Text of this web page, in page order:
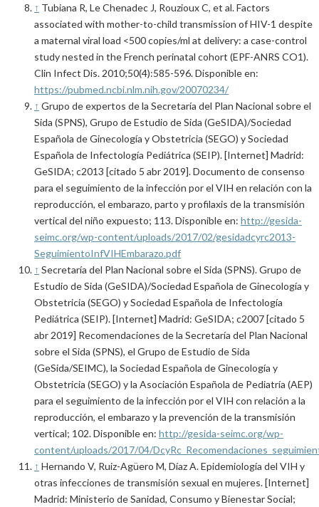
↑ Tubiana R, Le Chenadec J, Rouzioux C, et al. Factors
associated with mother-to-child transmission of HIV-1 despite
a maternal viral load <500 copies/ml at delivery: a case-control
study nested in the French perinatal cohort (EPF-ANRS CO1).
Clin Infect Dis. 2010;50(4):585-596. Disponible en:
https://pubmed.ncbi.nlm.nih.gov/20070234/
↑ Grupo de expertos de la Secretaría del Plan Nacional sobre el
Sida (SPNS), Grupo de Estudio de Sida (GeSIDA)/Sociedad
Española de Ginecología y Obstetricia (SEGO) y Sociedad
Española de Infectología Pediátrica (SEIP). [Internet] Madrid:
GeSIDA; c2013 [citado 5 abr 2019]. Documento de consenso
para el seguimiento de la infección por el VIH en relación con la
reproducción, el embarazo, parto y profilaxis de la transmisión
vertical del niño expuesto; 113. Disponible en: http://gesida-
seimc.org/wp-content/uploads/2017/02/gesidadcyrc2013-
SeguimientoInfVIHEmbarazo.pdf
↑ Secretaría del Plan Nacional sobre el Sida (SPNS). Grupo de
Estudio de Sida (GeSIDA)/Sociedad Española de Ginecología y
Obstetricia (SEGO) y Sociedad Española de Infectología
Pediátrica (SEIP). [Internet] Madrid: GeSIDA; c2007 [citado 5
abr 2019] Recomendaciones de la Secretaría del Plan Nacional
sobre el Sida (SPNS), el Grupo de Estudio de Sida
(GeSida/SEIMC), la Sociedad Española de Ginecología y
Obstetricia (SEGO) y la Asociación Española de Pediatría (AEP)
para el seguimiento de la infección por el VIH con relación a la
reproducción, el embarazo y la prevención de la transmisión
vertical; 102. Disponible en: http://gesida-seimc.org/wp-
content/uploads/2017/04/
↑ Hernando V, Ruiz-Agüero M, Díaz A. Epidemiología del VIH y
otras infecciones de transmisión sexual en mujeres. [Internet]
Madrid: Ministerio de Sanidad, Consumo y Bienestar Social;